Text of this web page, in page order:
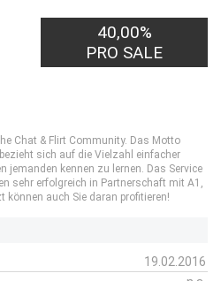
40,00%
PRO SALE
Chat & Flirt Community. Das Motto
sich auf die Vielzahl einfacher
jemanden kennen zu lernen. Das Service
sehr erfolgreich in Partnerschaft mit A1,
können auch Sie daran profitieren!
19.02.2016